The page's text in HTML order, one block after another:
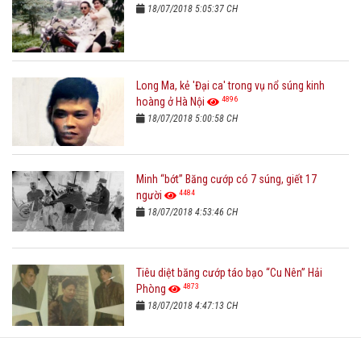
18/07/2018 5:05:37 CH
Long Ma, kẻ 'Đại ca' trong vụ nổ súng kinh
hoàng ở Hà Nội
4896
18/07/2018 5:00:58 CH
Minh “bớt” Băng cướp có 7 súng, giết 17
người
4484
18/07/2018 4:53:46 CH
Tiêu diệt băng cướp táo bạo “Cu Nên” Hải
Phòng
4873
18/07/2018 4:47:13 CH